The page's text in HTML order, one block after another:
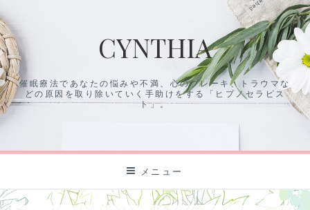
ン
テ
ン
ツ
に
ス
キ
プ
CYNTHIA
催眠療法であなたの悩みや不満、心のブレーキ、トラウマな
どの原因を取り除いていく手助けをする「ヒプノセラピス
ト」。
メニュー